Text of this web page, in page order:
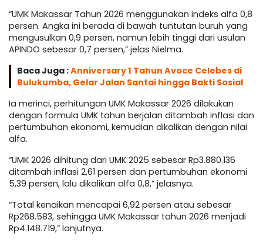
“UMK Makassar Tahun 2026 menggunakan indeks alfa 0,8
persen. Angka ini berada di bawah tuntutan buruh yang
mengusulkan 0,9 persen, namun lebih tinggi dari usulan
APINDO sebesar 0,7 persen,” jelas Nielma.
Baca Juga :Anniversary 1 Tahun Avoce Celebes di
Bulukumba, Gelar Jalan Santai hingga Bakti Sosial
Ia merinci, perhitungan UMK Makassar 2026 dilakukan
dengan formula UMK tahun berjalan ditambah inflasi dan
pertumbuhan ekonomi, kemudian dikalikan dengan nilai
alfa.
“UMK 2026 dihitung dari UMK 2025 sebesar Rp3.880.136
ditambah inflasi 2,61 persen dan pertumbuhan ekonomi
5,39 persen, lalu dikalikan alfa 0,8,” jelasnya.
“Total kenaikan mencapai 6,92 persen atau sebesar
Rp268.583, sehingga UMK Makassar tahun 2026 menjadi
Rp4.148.719,” lanjutnya.